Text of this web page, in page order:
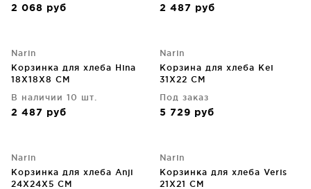
2 068 руб 2 487 руб
Narin
Корзинка для хлеба Hina
18X18X8 CM
В наличии 10 шт.
2 487 руб
Narin
Корзина для хлеба Kei
31X22 CM
Под заказ
5 729 руб
Narin
Корзинка для хлеба Anji
24X24X5 CM
Narin
Корзинка для хлеба Veris
21X21 CM